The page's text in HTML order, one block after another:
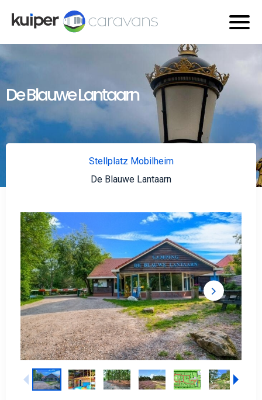
De Blauwe Lantaarn
Stellplatz Mobilheim
De Blauwe Lantaarn